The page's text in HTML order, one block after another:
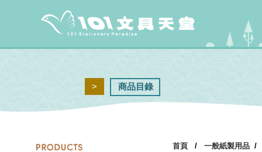
> 商品目錄
首頁 / 一般紙製用品